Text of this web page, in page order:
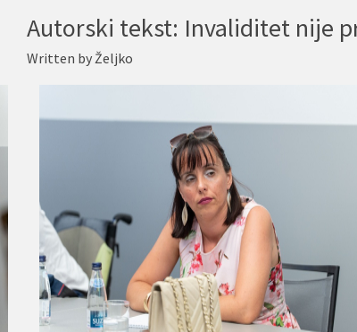
Written byŽeljko